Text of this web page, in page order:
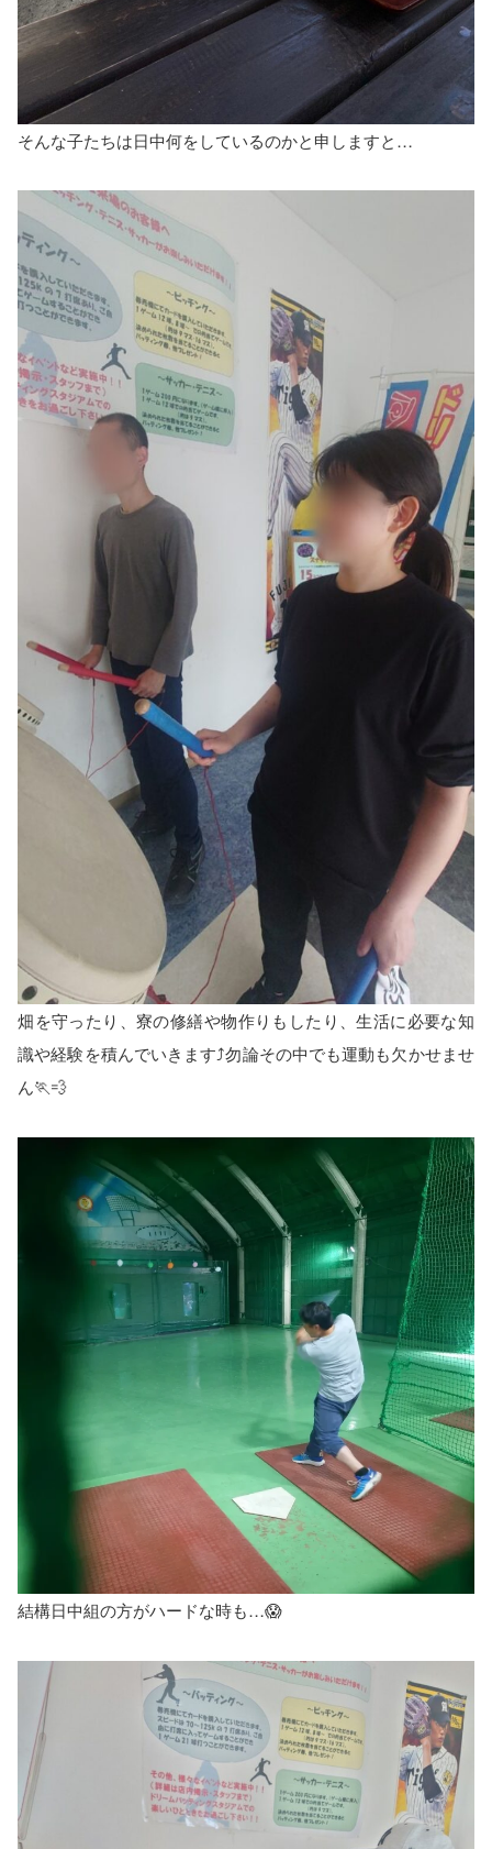
そんな子たちは日中何をしているのかと申しますと…
畑を守ったり、寮の修繕や物作りもしたり、生活に必要な知
識や経験を積んでいきます⤴️勿論その中でも運動も欠かせませ
ん🏃💨
結構日中組の方がハードな時も…😱